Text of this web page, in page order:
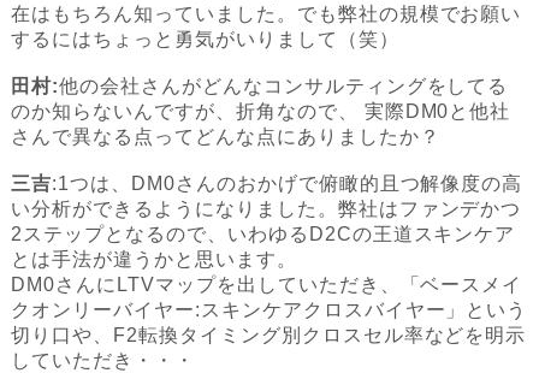
在はもちろん知っていました。でも弊社の規模でお願い
するにはちょっと勇気がいりまして（笑）
田村:他の会社さんがどんなコンサルティングをしてる
のか知らないんですが、折角なので、 実際DM0と他社
さんで異なる点ってどんな点にありましたか？
三吉:1つは、DM0さんのおかげで俯瞰的且つ解像度の高
い分析ができるようになりました。弊社はファンデかつ
2ステップとなるので、いわゆるD2Cの王道スキンケア
とは手法が違うかと思います。
DM0さんにLTVマップを出していただき、「ベースメイ
クオンリーバイヤー:スキンケアクロスバイヤー」という
切り口や、F2転換タイミング別クロスセル率などを明示
していただき・・・